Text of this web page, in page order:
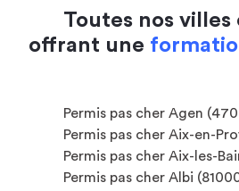
Toutes nos villes
offrant une
Permis pas cher Agen
Permis pas cher Aix-en-
Permis pas cher Aix-les-
Permis pas cher Albi